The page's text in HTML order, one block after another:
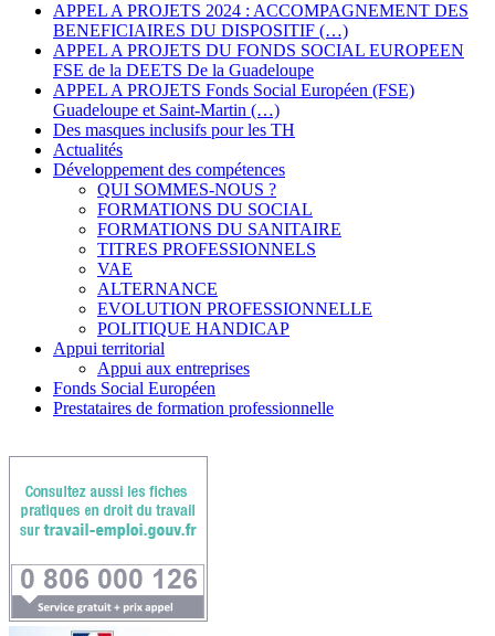
APPEL A PROJETS 2024 : ACCOMPAGNEMENT DES
BENEFICIAIRES DU DISPOSITIF (…)
APPEL A PROJETS DU FONDS SOCIAL EUROPEEN
FSE de la DEETS De la Guadeloupe
APPEL A PROJETS Fonds Social Européen (FSE)
Guadeloupe et Saint-Martin (…)
Des masques inclusifs pour les TH
Actualités
Développement des compétences
QUI SOMMES-NOUS ?
FORMATIONS DU SOCIAL
FORMATIONS DU SANITAIRE
TITRES PROFESSIONNELS
VAE
ALTERNANCE
EVOLUTION PROFESSIONNELLE
POLITIQUE HANDICAP
Appui territorial
Appui aux entreprises
Fonds Social Européen
Prestataires de formation professionnelle